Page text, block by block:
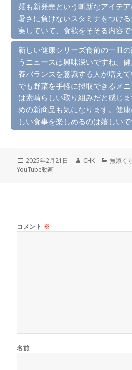
麺も新発売という斬新なアイデ
暑さに負けないスタミナをつけ
実していて、食欲をそそる内容で
新しい健康シリーズ食前の一皿
うニュースは興味深いですね。
養バランスを意識する人が増え
でも野菜を手軽に摂取できるメ
は素晴らしい取り組みだと感じ
めの新商品も気になります。健
しい食事を楽しめるのは嬉しいで
投
稿
2025年2月21日
作
CHK
カ
無添く
YouTube動画
コメント ※
名前